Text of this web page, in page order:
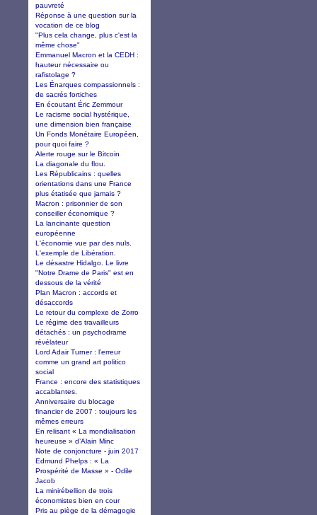
pauvreté
Réponse à une question sur la
vocation de ce blog
"Plus cela change, plus c'est la
même chose"
Emmanuel Macron et la CEDH :
hauteur nécessaire ou
rafistolage ?
Les Énarques compassionnels :
de sacrés fortiches
En écoutant Éric Zemmour
Le racisme social hystérique,
une dimension bien française
Un Fonds Monétaire Européen,
pour quoi faire ?
Alerte rouge sur le Bitcoin
La diagonale du flou.
Les Républicains : quelles
orientations dans une France
plus étatisée que jamais ?
Macron : prisonnier de son
conseiller économique ?
La lancinante question
européenne
L'économie vue par des nuls.
L'exemple de Libération.
Le désastre Hidalgo. Le livre
"Notre Drame de Paris" est en
dessous de la vérité
Plan Macron : accords et
désaccords
Le retour du complexe de Zorro
Le régime des travailleurs
détachés : un psychodrame
révélateur
Lord Adair Turner : l’erreur
comme un grand art politico
social
France : encore des statistiques
accablantes.
Anniversaire du blocage
financier de 2007 : toujours les
mêmes erreurs
En relisant « La mondialisation
heureuse » d’Alain Minc
Note de conjoncture - juin 2017
Edmund Phelps : « La
Prospérité de Masse » - Odile
Jacob
La minirébellion de trois
économistes bien en cour
Pris au piège de la démagogie